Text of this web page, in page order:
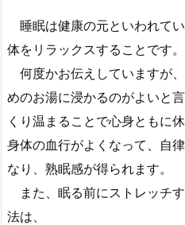
睡眠は健康の元といわれて
体をリラックスすることです。
何度かお伝えしていますが
めのお湯に浸かるのがよいと
くり温まることで心身ともに
身体の血行がよくなって、自
なり、熟眠感が得られます。
また、眠る前にストレッチ
法は、